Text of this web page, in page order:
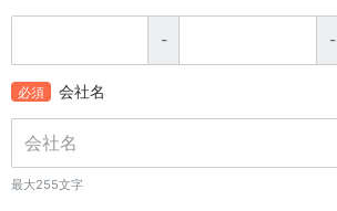
- -
必須 会社名
最大255文字